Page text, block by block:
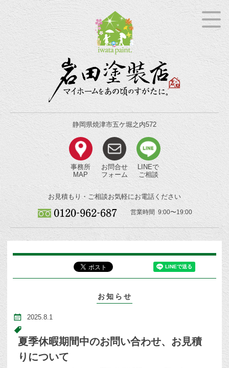
静岡県焼津市五ケ堀之内572
事務所
MAP
お問合せ
フォーム
LINEで
ご相談
お見積もり・ご相談お気軽にお電話ください
営業時間 9:00〜19:00
お知らせ
2025.8.1
夏季休暇期間中のお問い合わせ、お見積
りについて